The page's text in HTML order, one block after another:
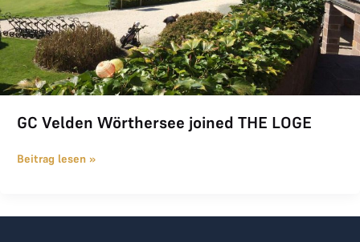
GC Velden Wörthersee joined THE LOGE
Beitrag lesen »